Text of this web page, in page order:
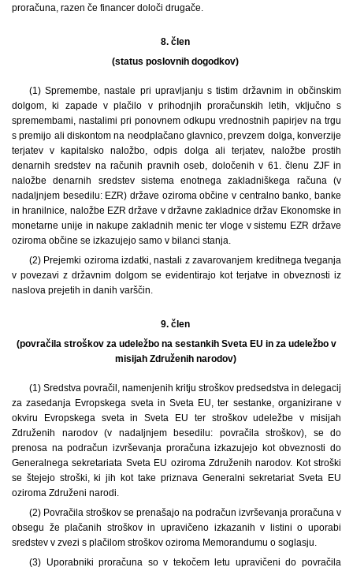
proračuna, razen če financer določi drugače.
8. člen
(status poslovnih dogodkov)
(1) Spremembe, nastale pri upravljanju s tistim državnim in občinskim
dolgom, ki zapade v plačilo v prihodnjih proračunskih letih, vključno s
spremembami, nastalimi pri ponovnem odkupu vrednostnih papirjev na trgu
s premijo ali diskontom na neodplačano glavnico, prevzem dolga, konverzije
terjatev v kapitalsko naložbo, odpis dolga ali terjatev, naložbe prostih
denarnih sredstev na računih pravnih oseb, določenih v 61. členu ZJF in
naložbe denarnih sredstev sistema enotnega zakladniškega računa (v
nadaljnjem besedilu: EZR) države oziroma občine v centralno banko, banke
in hranilnice, naložbe EZR države v državne zakladnice držav Ekonomske in
monetarne unije in nakupe zakladnih menic ter vloge v sistemu EZR države
oziroma občine se izkazujejo samo v bilanci stanja.
(2) Prejemki oziroma izdatki, nastali z zavarovanjem kreditnega tveganja
v povezavi z državnim dolgom se evidentirajo kot terjatve in obveznosti iz
naslova prejetih in danih varščin.
9. člen
(povračila stroškov za udeležbo na sestankih Sveta EU in za udeležbo v
misijah Združenih narodov)
(1) Sredstva povračil, namenjenih kritju stroškov predsedstva in delegacij
za zasedanja Evropskega sveta in Sveta EU, ter sestanke, organizirane v
okviru Evropskega sveta in Sveta EU ter stroškov udeležbe v misijah
Združenih narodov (v nadaljnjem besedilu: povračila stroškov), se do
prenosa na podračun izvrševanja proračuna izkazujejo kot obveznosti do
Generalnega sekretariata Sveta EU oziroma Združenih narodov. Kot stroški
se štejejo stroški, ki jih kot take priznava Generalni sekretariat Sveta EU
oziroma Združeni narodi.
(2) Povračila stroškov se prenašajo na podračun izvrševanja proračuna v
obsegu že plačanih stroškov in upravičeno izkazanih v listini o uporabi
sredstev v zvezi s plačilom stroškov oziroma Memorandumu o soglasju.
(3) Uporabniki proračuna so v tekočem letu upravičeni do povračila